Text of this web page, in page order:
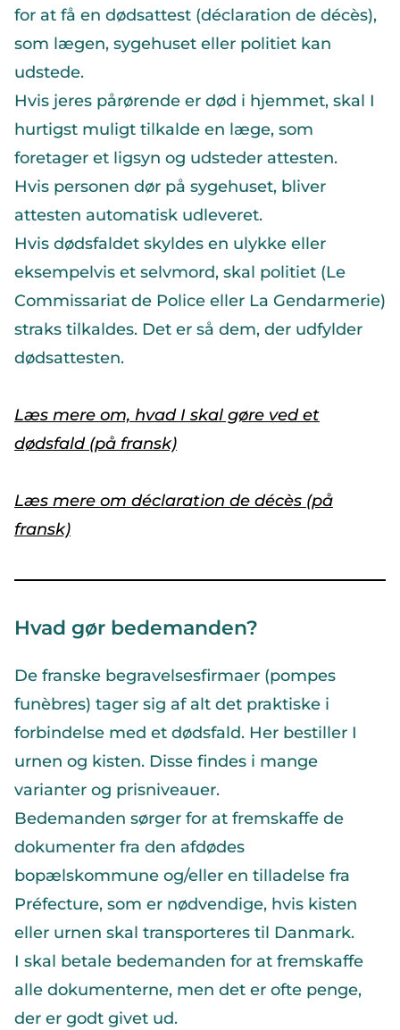
for at få en dødsattest (déclaration de décès),
som lægen, sygehuset eller politiet kan
udstede.
Hvis jeres pårørende er død i hjemmet, skal I
hurtigst muligt tilkalde en læge, som
foretager et ligsyn og udsteder attesten.
Hvis personen dør på sygehuset, bliver
attesten automatisk udleveret.
Hvis dødsfaldet skyldes en ulykke eller
eksempelvis et selvmord, skal politiet (Le
Commissariat de Police eller La Gendarmerie)
straks tilkaldes. Det er så dem, der udfylder
dødsattesten.
Læs mere om, hvad I skal gøre ved et
dødsfald (på fransk)
Læs mere om déclaration de décès (på
fransk)
Hvad gør bedemanden?
De franske begravelsesfirmaer (pompes
funèbres) tager sig af alt det praktiske i
forbindelse med et dødsfald. Her bestiller I
urnen og kisten. Disse findes i mange
varianter og prisniveauer.
Bedemanden sørger for at fremskaffe de
dokumenter fra den afdødes
bopælskommune og/eller en tilladelse fra
Préfecture, som er nødvendige, hvis kisten
eller urnen skal transporteres til Danmark.
I skal betale bedemanden for at fremskaffe
alle dokumenterne, men det er ofte penge,
der er godt givet ud.